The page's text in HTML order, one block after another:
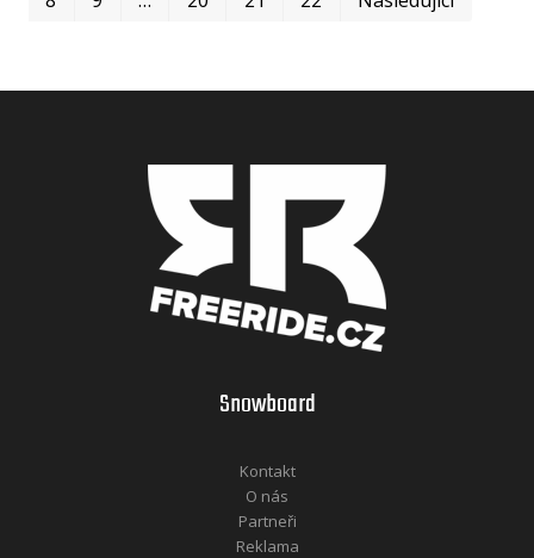
Snowboard
Kontakt
O nás
Partneři
Reklama